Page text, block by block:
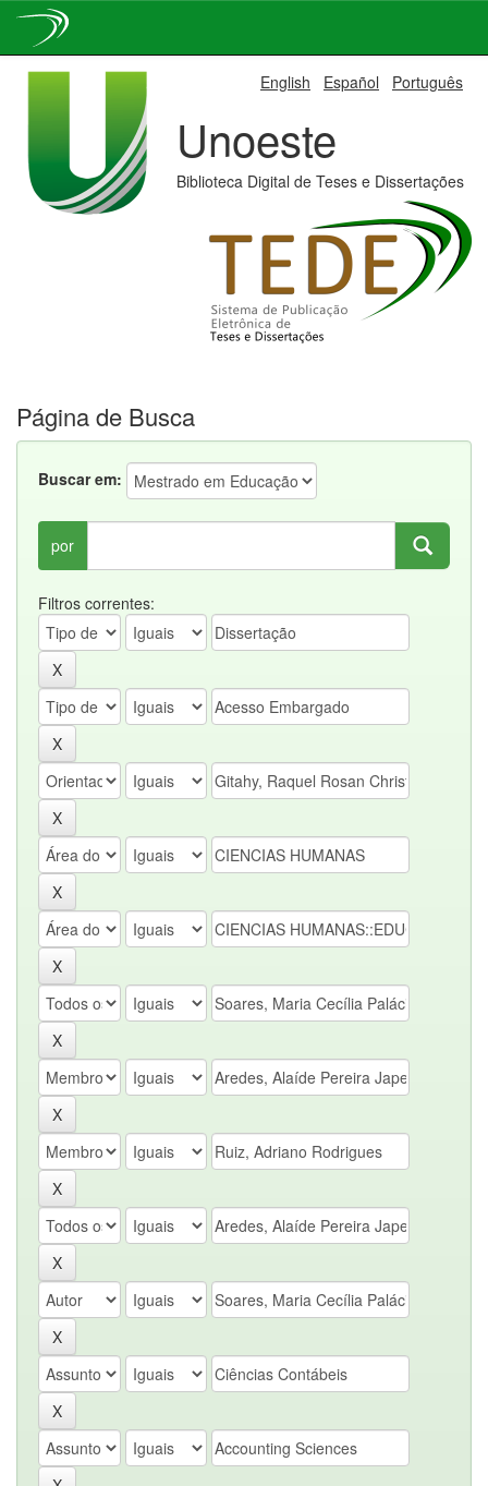
English Español Português
Unoeste
Biblioteca Digital de Teses e Dissertações
Página de Busca
Buscar em:
por
Filtros correntes: